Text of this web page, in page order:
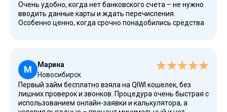
Очень удобно, когда нет банковского счета – не нужно
вводить данные карты и ждать перечисления.
Особенно ценно, когда срочно понадобились средства
порадовало.
М
Марина
Новосибирск
Первый займ бесплатно взяла на QIWI кошелек, без
лишних проверок и звонков. Процедура очень быстрая с
использованием онлайн-заявки и калькулятора, а